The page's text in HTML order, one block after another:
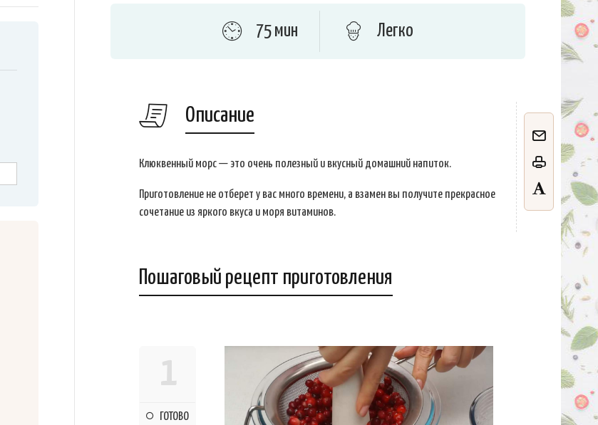
75 мин Легко
Описание
Клюквенный морс — это очень полезный и вкусный домашний напиток.
Приготовление не отберет у вас много времени, а взамен вы получите прекрасное
сочетание из яркого вкуса и моря витаминов.
Пошаговый рецепт приготовления
1
ГОТОВО